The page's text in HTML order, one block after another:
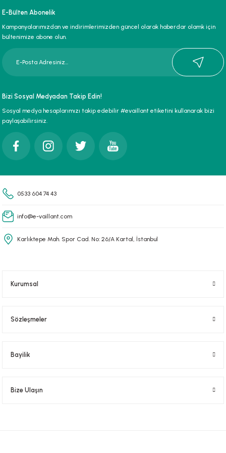
Ürün resmi kalitesiz, bozuk veya görüntülenemiyor.
Ürün bilgilerinde hatalar bulunuyor.
Bu ürüne benzer farklı alternatifler olmalı.
Gönder
E-Bülten Abonelik
Kampanyalarımızdan ve indirimlerimizden güncel olarak haberdar olamk için
bültenimize abone olun.
Bizi Sosyal Medyadan Takip Edin!
Sosyal medya hesaplarımızı takip edebilir #evaillant etiketini kullanarak bizi
paylaşabilirsiniz.
0533 604 74 43
info@e-vaillant.com
Karlıktepe Mah. Spor Cad. No: 26/A Kartal, İstanbul
Kurumsal
Sözleşmeler
Bayilik
Bize Ulaşın